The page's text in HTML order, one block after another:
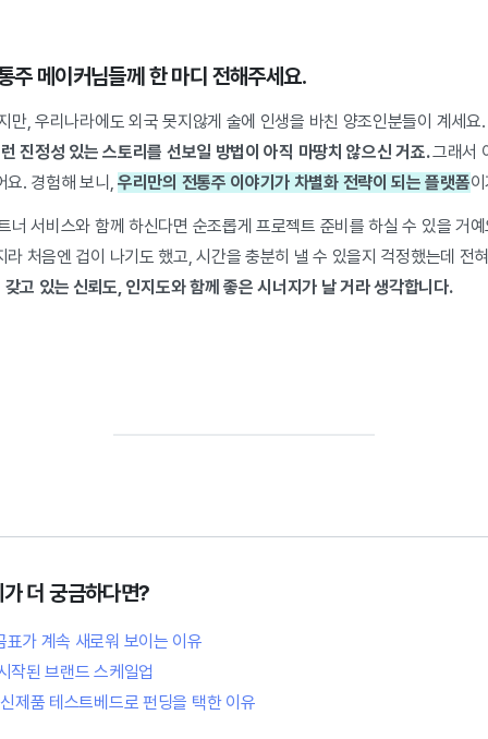
주 메이커님들께 한 마디 전해주세요.
만, 우리나라에도 외국 못지않게 술에 인생을 바친 양조인분들이 계세요.
진정성 있는 스토리를 선보일 방법이 아직 마땅치 않으신 거죠.그래서
. 경험해 보니, 우리만의 전통주 이야기가 차별화 전략이 되는 플랫폼
너 서비스와 함께 하신다면 순조롭게 프로젝트 준비를 하실 수 있을 거
처음엔 겁이 나기도 했고, 시간을 충분히 낼 수 있을지 걱정했는데 전
고 있는 신뢰도, 인지도와 함께 좋은 시너지가 날 거라 생각합니다.
더 궁금하다면?
가 계속 새로워 보이는 이유
작된 브랜드 스케일업
제품 테스트베드로 펀딩을 택한 이유